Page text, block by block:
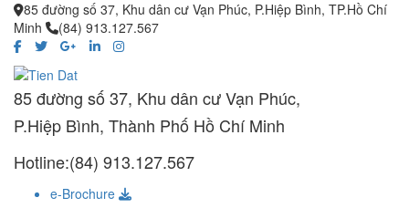
85 đường số 37, Khu dân cư Vạn Phúc, P.Hiệp Bình, TP.Hồ Chí
Minh
(84) 913.127.567
85 đường số 37, Khu dân cư Vạn Phúc,
P.Hiệp Bình, Thành Phố Hồ Chí Minh
Hotline:(84) 913.127.567
e-Brochure